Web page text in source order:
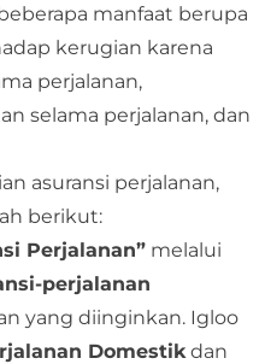
manfaat berupa
kerugian karena
perjalanan,
selama perjalanan, dan
asuransi perjalanan,
berikut:
Perjalanan” melalui
perjalanan
yang diinginkan. Igloo
Domestik dan